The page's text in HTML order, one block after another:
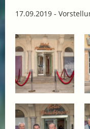
17.09.2019 -